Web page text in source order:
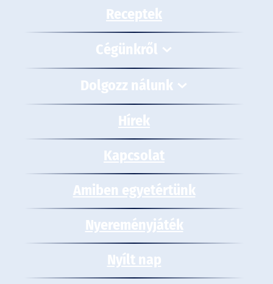
Receptek
Cégünkről
Dolgozz nálunk
Hírek
Kapcsolat
Amiben egyetértünk
Nyereményjáték
Nyílt nap